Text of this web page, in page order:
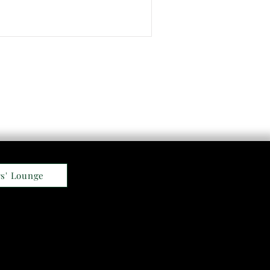
Lounge